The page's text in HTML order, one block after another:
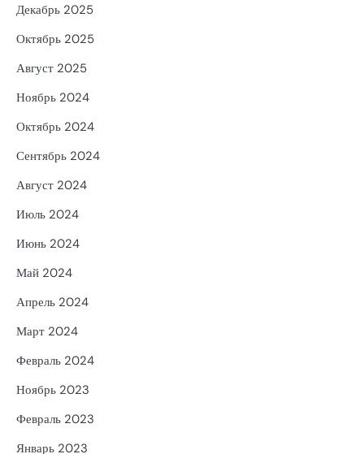
Декабрь 2025
Октябрь 2025
Август 2025
Ноябрь 2024
Октябрь 2024
Сентябрь 2024
Август 2024
Июль 2024
Июнь 2024
Май 2024
Апрель 2024
Март 2024
Февраль 2024
Ноябрь 2023
Февраль 2023
Январь 2023